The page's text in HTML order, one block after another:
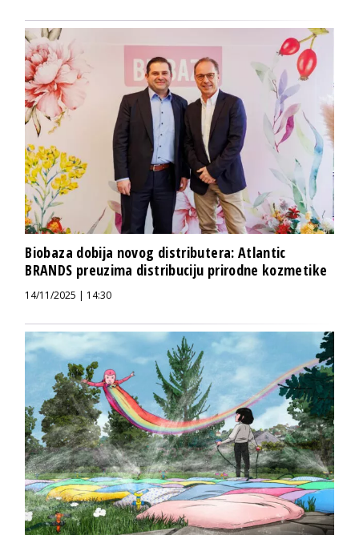
Biobaza dobija novog distributera: Atlantic
BRANDS preuzima distribuciju prirodne kozmetike
14/11/2025 | 14:30